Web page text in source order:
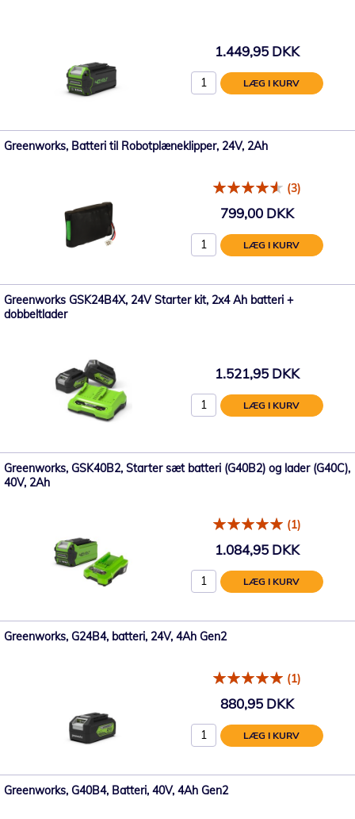
1.449,95 DKK
LÆG I KURV
Greenworks, Batteri til Robotplæneklipper, 24V, 2Ah
(3)
799,00 DKK
LÆG I KURV
Greenworks GSK24B4X, 24V Starter kit, 2x4 Ah batteri +
dobbeltlader
1.521,95 DKK
LÆG I KURV
Greenworks, GSK40B2, Starter sæt batteri (G40B2) og lader (G40C),
40V, 2Ah
(1)
1.084,95 DKK
LÆG I KURV
Greenworks, G24B4, batteri, 24V, 4Ah Gen2
(1)
880,95 DKK
LÆG I KURV
Greenworks, G40B4, Batteri, 40V, 4Ah Gen2